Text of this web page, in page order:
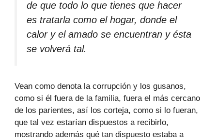
de que todo lo que tienes que hacer
es tratarla como el hogar, donde el
calor y el amado se encuentran y ésta
se volverá tal.
Vean como denota la corrupción y los gusanos,
como si él fuera de la familia, fuera el más cercano
de los parientes, así los corteja, como si lo fueran,
que tal vez estarían dispuestos a recibirlo,
mostrando además qué tan dispuesto estaba a